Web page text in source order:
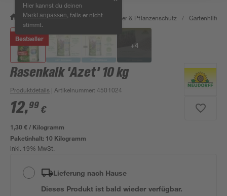
Hier kannst du deinen
Markt anpassen , falls er nicht
stimmt.
/ Garten & Freizeit / Erden, Dünger & Pflanzenschutz /
Bestseller
+4
Rasenkalk 'Azet' 10 kg
Produktdetails | Artikelnummer:4501024
12,99 €
1,30 € / Kilogramm
Paketinhalt: 10 Kilogramm
inkl. 19% MwSt.
Lieferung nach Hause
Dieses Produkt ist bald wieder verfügbar.